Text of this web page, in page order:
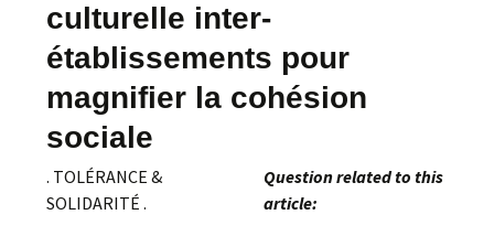
culturelle inter-
établissements pour
magnifier la cohésion
sociale
. TOLÉRANCE &
SOLIDARITÉ .
Question related to this
article: